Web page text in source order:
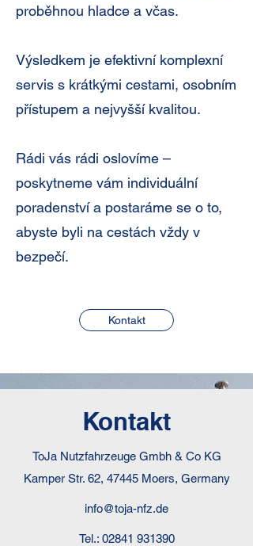
proběhnou hladce a včas.
Výsledkem je efektivní komplexní
servis s krátkými cestami, osobním
přístupem a nejvyšší kvalitou.
Rádi vás rádi oslovíme –
poskytneme vám individuální
poradenství a postaráme se o to,
abyste byli na cestách vždy v
bezpečí.
Kontakt
Kontakt
ToJa Nutzfahrzeuge Gmbh & Co KG
Kamper Str. 62, 47445 Moers, Germany
info@toja-nfz.de
Tel.: 02841 931390